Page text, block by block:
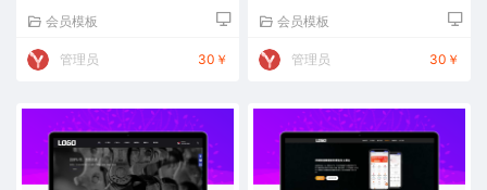
会员模板
管理员 30￥
会员模板
管理员 30￥